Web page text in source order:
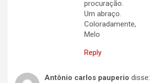
procuração.
Um abraço.
Coloradamente,
Melo
Reply
Antônio carlos pauperio disse: